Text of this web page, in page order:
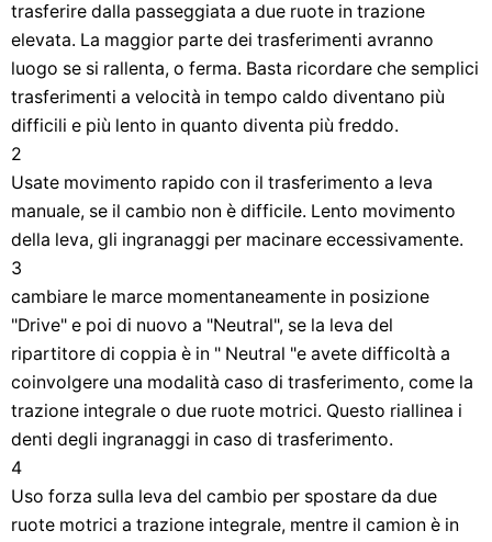
trasferire dalla passeggiata a due ruote in trazione
elevata. La maggior parte dei trasferimenti avranno
luogo se si rallenta, o ferma. Basta ricordare che semplici
trasferimenti a velocità in tempo caldo diventano più
difficili e più lento in quanto diventa più freddo.
2
Usate movimento rapido con il trasferimento a leva
manuale, se il cambio non è difficile. Lento movimento
della leva, gli ingranaggi per macinare eccessivamente.
3
cambiare le marce momentaneamente in posizione
"Drive" e poi di nuovo a "Neutral", se la leva del
ripartitore di coppia è in " Neutral "e avete difficoltà a
coinvolgere una modalità caso di trasferimento, come la
trazione integrale o due ruote motrici. Questo riallinea i
denti degli ingranaggi in caso di trasferimento.
4
Uso forza sulla leva del cambio per spostare da due
ruote motrici a trazione integrale, mentre il camion è in